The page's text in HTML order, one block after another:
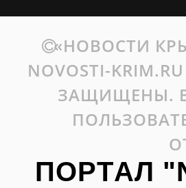
«НОВОСТИ
NOVOSTI-
ЗАЩИЩЕНЫ.
ПОРТАЛ